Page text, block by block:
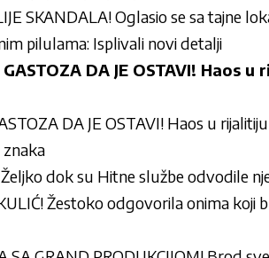
SKANDALA! Oglasio se sa tajne
pilulama: Isplivali novi detalji
DA JE OSTAVI! Haos
DA JE OSTAVI! Haos u
dok su Hitne službe odvodile
Žestoko odgovorila onima koji